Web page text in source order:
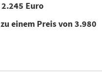
Euro
einem Preis von 3.980